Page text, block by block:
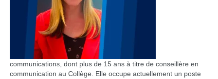
communications, dont plus de 15 ans à titre de conseillère en
communication au Collège. Elle occupe actuellement un poste